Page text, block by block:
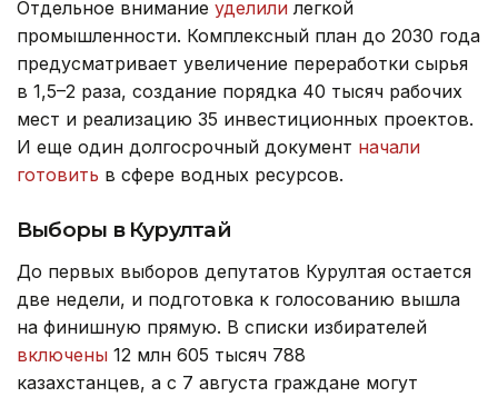
Отдельное внимание уделили легкой
промышленности. Комплексный план до 2030 года
предусматривает увеличение переработки сырья
в 1,5–2 раза, создание порядка 40 тысяч рабочих
мест и реализацию 35 инвестиционных проектов.
И еще один долгосрочный документ начали
готовить в сфере водных ресурсов.
Выборы в Курултай
До первых выборов депутатов Курултая остается
две недели, и подготовка к голосованию вышла
на финишную прямую. В списки избирателей
включены 12 млн 605 тысяч 788
казахстанцев, а с 7 августа граждане могут